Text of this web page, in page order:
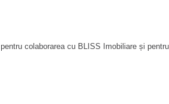
pentru colaborarea cu BLISS Imobiliare și